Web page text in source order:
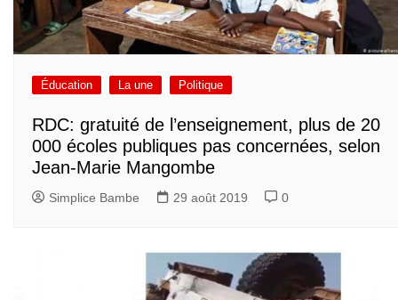
Éducation La une Politique
RDC: gratuité de l’enseignement, plus de 20
000 écoles publiques pas concernées, selon
Jean-Marie Mangombe
Simplice Bambe 29 août 2019 0